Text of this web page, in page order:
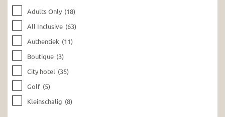
Adults Only (18)
All Inclusive (63)
Authentiek (11)
Boutique (3)
City hotel (35)
Golf (5)
Kleinschalig (8)